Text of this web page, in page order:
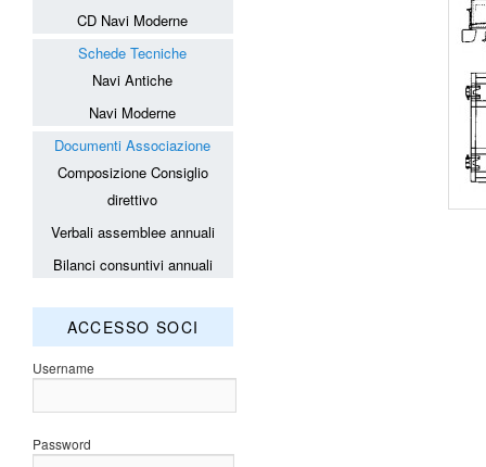
CD Navi Moderne
Schede Tecniche
Navi Antiche
Navi Moderne
Documenti Associazione
Composizione Consiglio
direttivo
Verbali assemblee annuali
Bilanci consuntivi annuali
ACCESSO SOCI
Username
Password